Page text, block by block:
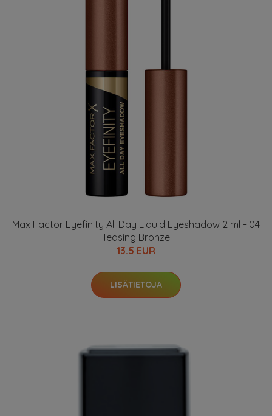
Max Factor Eyefinity All Day Liquid Eyeshadow 2 ml - 04
Teasing Bronze
13.5 EUR
LISÄTIETOJA